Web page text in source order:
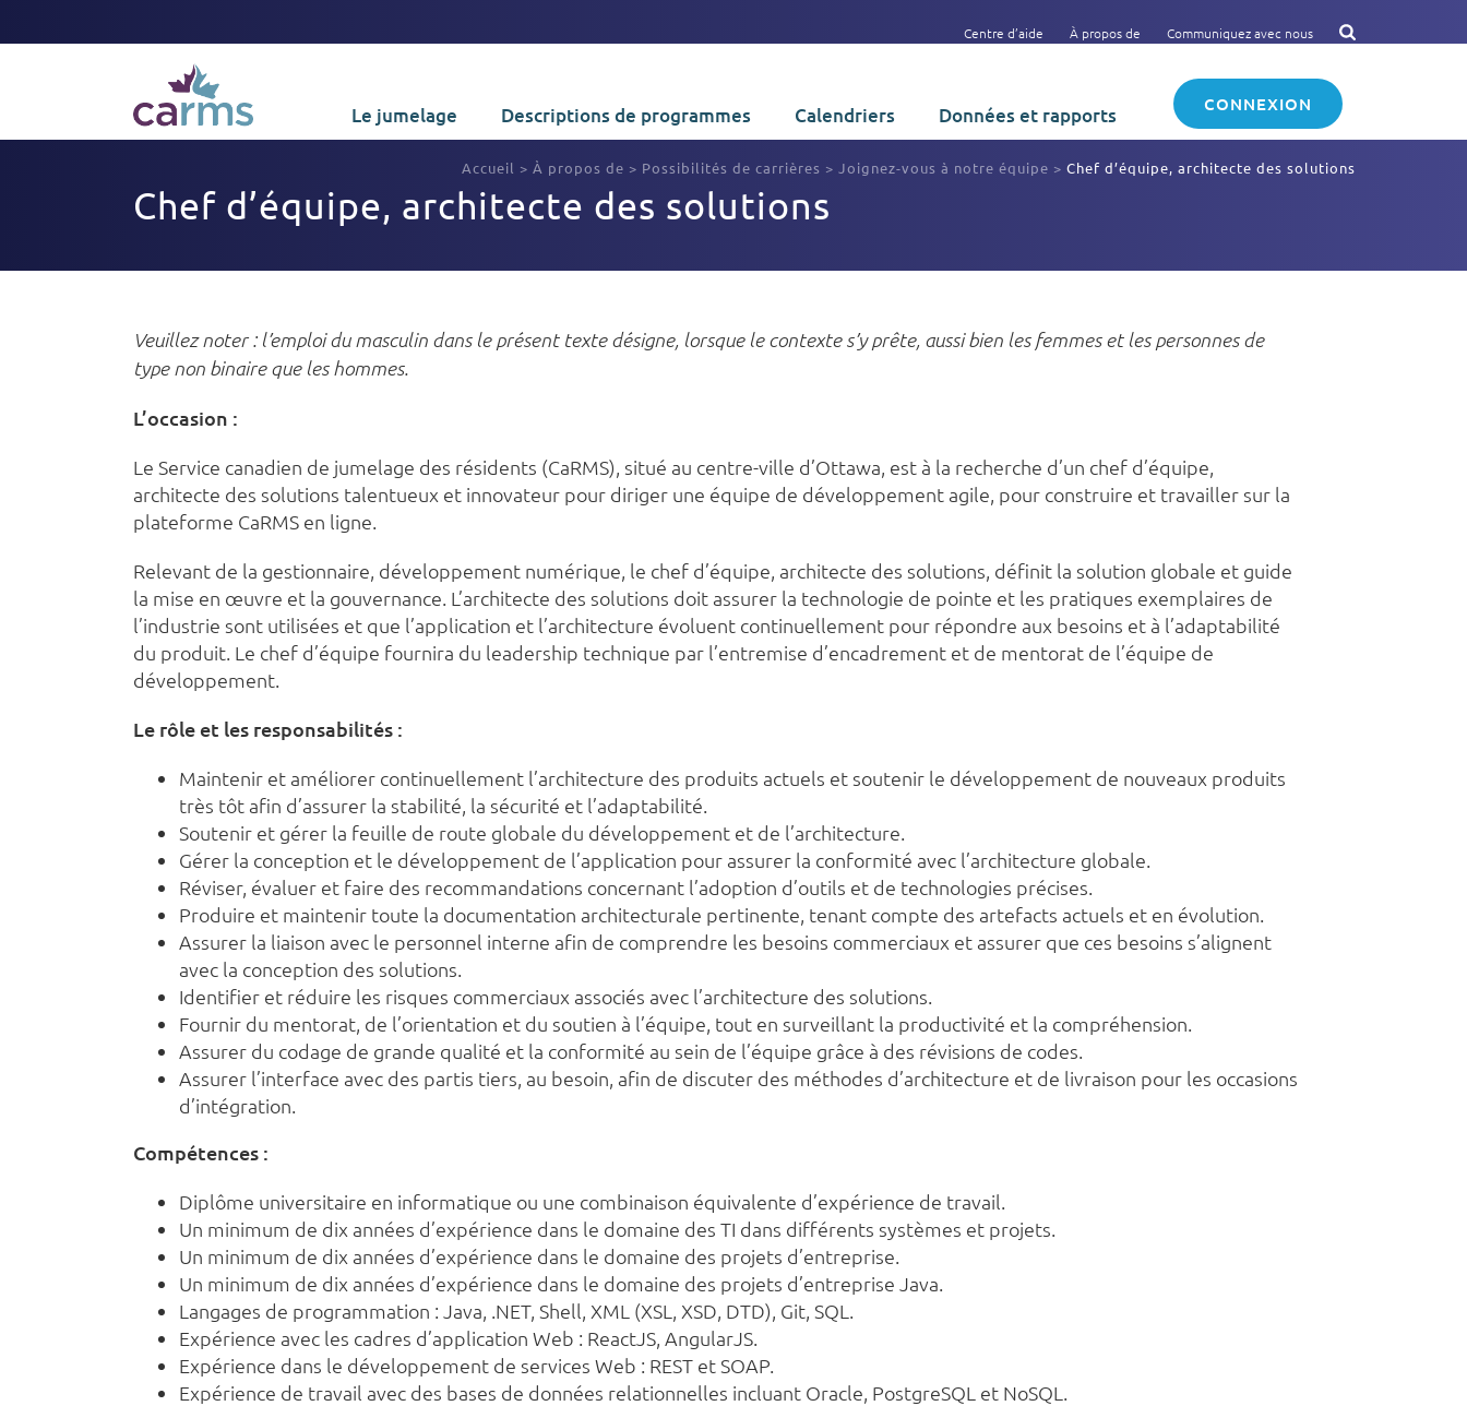
Centre d’aide À propos de Communiquez avec nous
Le jumelage Descriptions de programmes Calendriers Données et rapports CONNEXION
Accueil > À propos de > Possibilités de carrières > Joignez-vous à notre équipe > Chef d’équipe, architecte des solutions
Chef d’équipe, architecte des solutions
Veuillez noter : l’emploi du masculin dans le présent texte désigne, lorsque le contexte s’y prête, aussi bien les femmes et les personnes de
type non binaire que les hommes.
L’occasion :
Le Service canadien de jumelage des résidents (CaRMS), situé au centre-ville d’Ottawa, est à la recherche d’un chef d’équipe,
architecte des solutions talentueux et innovateur pour diriger une équipe de développement agile, pour construire et travailler sur la
plateforme CaRMS en ligne.
Relevant de la gestionnaire, développement numérique, le chef d’équipe, architecte des solutions, définit la solution globale et guide
la mise en œuvre et la gouvernance. L’architecte des solutions doit assurer la technologie de pointe et les pratiques exemplaires de
l’industrie sont utilisées et que l’application et l’architecture évoluent continuellement pour répondre aux besoins et à l’adaptabilité
du produit. Le chef d’équipe fournira du leadership technique par l’entremise d’encadrement et de mentorat de l’équipe de
développement.
Le rôle et les responsabilités :
Maintenir et améliorer continuellement l’architecture des produits actuels et soutenir le développement de nouveaux produits
très tôt afin d’assurer la stabilité, la sécurité et l’adaptabilité.
Soutenir et gérer la feuille de route globale du développement et de l’architecture.
Gérer la conception et le développement de l’application pour assurer la conformité avec l’architecture globale.
Réviser, évaluer et faire des recommandations concernant l’adoption d’outils et de technologies précises.
Produire et maintenir toute la documentation architecturale pertinente, tenant compte des artefacts actuels et en évolution.
Assurer la liaison avec le personnel interne afin de comprendre les besoins commerciaux et assurer que ces besoins s’alignent
avec la conception des solutions.
Identifier et réduire les risques commerciaux associés avec l’architecture des solutions.
Fournir du mentorat, de l’orientation et du soutien à l’équipe, tout en surveillant la productivité et la compréhension.
Assurer du codage de grande qualité et la conformité au sein de l’équipe grâce à des révisions de codes.
Assurer l’interface avec des partis tiers, au besoin, afin de discuter des méthodes d’architecture et de livraison pour les occasions
d’intégration.
Compétences :
Diplôme universitaire en informatique ou une combinaison équivalente d’expérience de travail.
Un minimum de dix années d’expérience dans le domaine des TI dans différents systèmes et projets.
Un minimum de dix années d’expérience dans le domaine des projets d’entreprise.
Un minimum de dix années d’expérience dans le domaine des projets d’entreprise Java.
Langages de programmation : Java, .NET, Shell, XML (XSL, XSD, DTD), Git, SQL.
Expérience avec les cadres d’application Web : ReactJS, AngularJS.
Expérience dans le développement de services Web : REST et SOAP.
Expérience de travail avec des bases de données relationnelles incluant Oracle, PostgreSQL et NoSQL.